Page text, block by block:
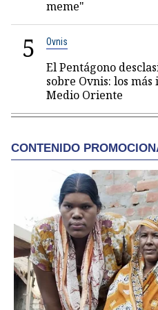
meme"
5 Ovnis
El Pentágono
sobre Ovnis: los
Medio Oriente